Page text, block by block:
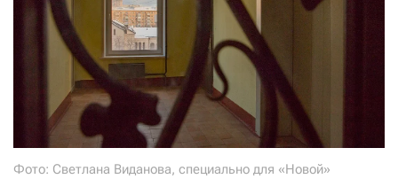
Фото: Светлана Виданова, специально для «Новой»